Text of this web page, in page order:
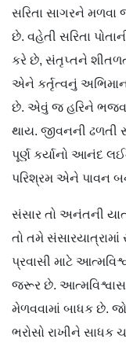
સરિતા સાગરને મળવા
છે. વહેતી સરિતા
કરે છે, સંતૃપ્તને
એને કર્તૃત્વનું
છે. એવું જ હરિને
થાય. જીવનની ઢળતી
પૂર્ણ કર્યાનો આનંદ
પરિશ્રમ એને પાવન
સંસાર તો અનંતની
તો તમે
પ્રવાસી માટે
જરૂર છે.
મેળવવામાં બાધક છે.
ભરોસો રાખીને સાધક